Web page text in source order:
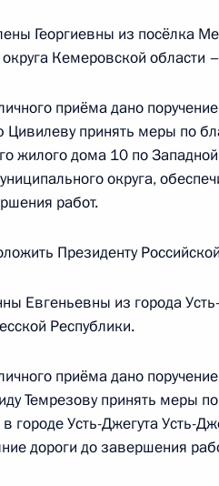
поручения, данного по
жителя Тульской области,
Президента Российской
Российской
года
18:04
поручения, данного по
жительницы Тульской
в Приёмной
26 мая 2021 года
Георгиевны из посёлка
Кемеровской области
приёма дано
Цивилеву принять меры по
жилого дома 10 по
округа,
работ.
Президенту
Евгеньевны из города
Республики.
приёма дано
Темрезову принять меры
городе Усть-Джегута Усть-
дороги до завершения